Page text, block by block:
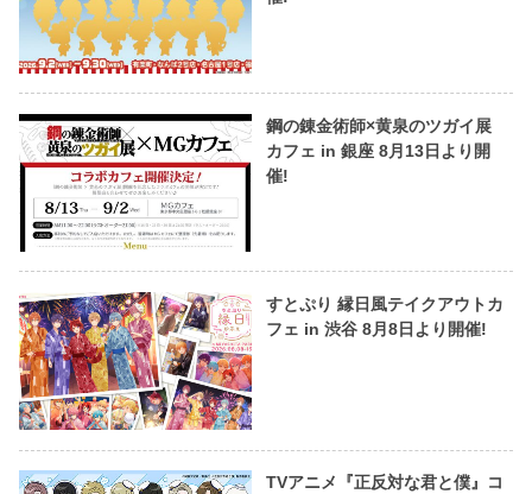
鋼の錬金術師×黄泉のツガイ展
カフェ in 銀座 8月13日より開
催!
すとぷり 縁日風テイクアウトカ
フェ in 渋谷 8月8日より開催!
TVアニメ『正反対な君と僕』コ